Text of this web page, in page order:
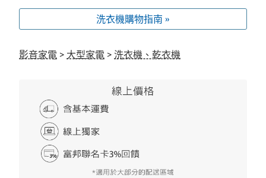
洗衣機購物指南 »
影音家電 > 大型家電 > 洗衣機、乾衣機